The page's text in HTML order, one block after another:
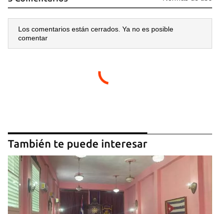
INICIAR SESIÓN CANCELAR
Los comentarios están cerrados. Ya no es posible
comentar
También te puede interesar